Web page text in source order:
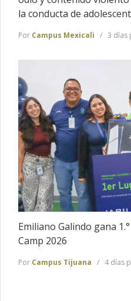
la conducta de
Por Campus Mexicali 3 días
Emiliano Galindo gana
Camp 2026
Por Campus Tijuana 4 días